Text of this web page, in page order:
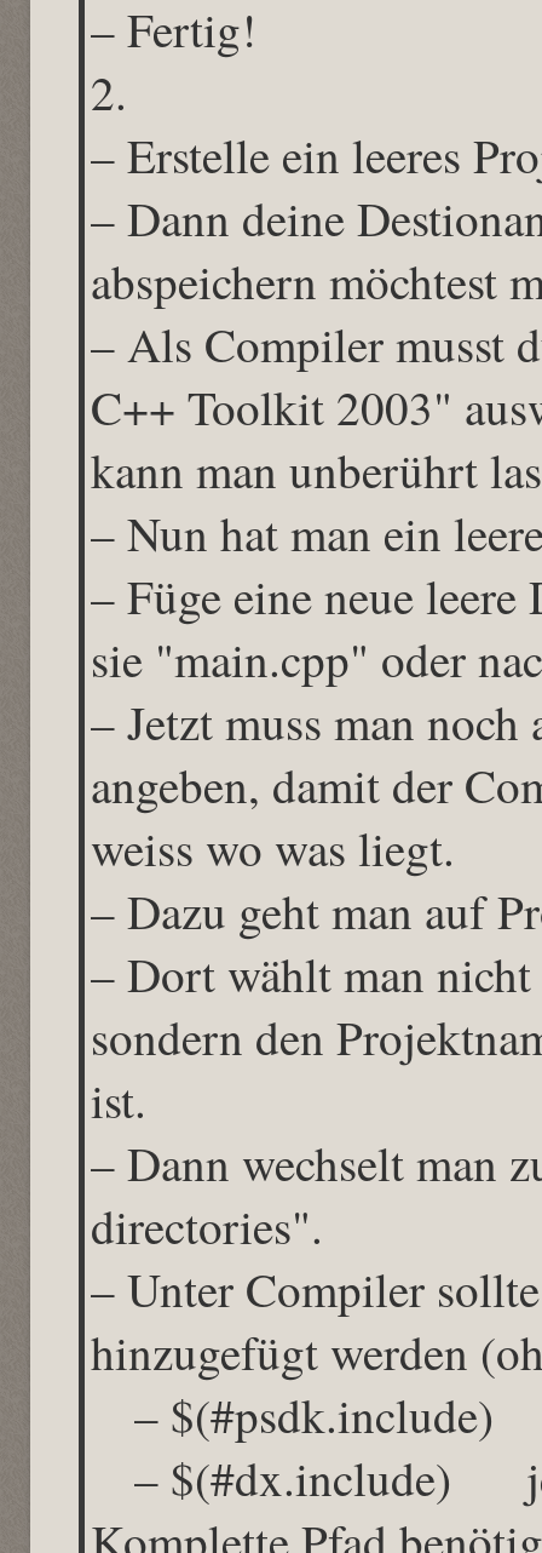
– Fertig!
2.
– Erstelle ein leeres
– Dann deine
abspeichern möchtest
– Als Compiler musst
C++ Toolkit 2003"
kann man unberührt
– Nun hat man ein
– Füge eine neue
sie "main.cpp" oder
– Jetzt muss man
angeben, damit der
weiss wo was liegt.
– Dazu geht man auf
– Dort wählt man nicht
sondern den
ist.
– Dann wechselt man
directories".
– Unter Compiler
hinzugefügt werden
– $(#psdk.include)
– $(#dx.include)
Komplette Pfad